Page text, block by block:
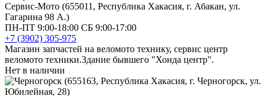
Сервис-Мото (655011, Республика Хакасия, г. Абакан, ул.
Гагарина 98 А.)
ПН-ПТ 9:00-18:00 СБ 9:00-17:00
+7 (3902) 305-975
Магазин запчастей на веломото технику, сервис центр
веломото техники.Здание бывшего "Хонда центр".
Нет в наличии